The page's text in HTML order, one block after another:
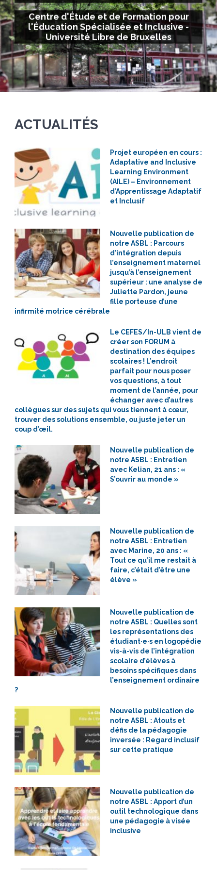
Centre d'Étude et de Formation pour
l'Éducation Spécialisée et Inclusive -
Université Libre de Bruxelles
ACTUALITÉS
Projet européen en cours :
Adaptative and Inclusive
Learning Environment
(AILE) – Environnement
d’Apprentissage Adaptatif
et Inclusif
Nouvelle publication de
notre ASBL : Parcours
d’intégration depuis
l’enseignement maternel
jusqu’à l’enseignement
supérieur : une analyse de
Juliette Pardon, jeune
fille porteuse d’une
infirmité motrice cérébrale
Le CEFES/In-ULB vient de
créer son FORUM à
destination des équipes
scolaires ! L’endroit
parfait pour nous poser
vos questions, à tout
moment de l’année, pour
échanger avec d’autres
collègues sur des sujets qui vous tiennent à cœur,
trouver des solutions ensemble, ou juste jeter un
coup d’œil.
Nouvelle publication de
notre ASBL : Entretien
avec Kelian, 21 ans : «
S’ouvrir au monde »
Nouvelle publication de
notre ASBL : Entretien
avec Marine, 20 ans : «
Tout ce qu’il me restait à
faire, c’était d’être une
élève »
Nouvelle publication de
notre ASBL : Quelles sont
les représentations des
étudiant·e·s en logopédie
vis-à-vis de l’intégration
scolaire d’élèves à
besoins spécifiques dans
l’enseignement ordinaire
?
Nouvelle publication de
notre ASBL : Atouts et
défis de la pédagogie
inversée : Regard inclusif
sur cette pratique
Nouvelle publication de
notre ASBL : Apport d’un
outil technologique dans
une pédagogie à visée
inclusive